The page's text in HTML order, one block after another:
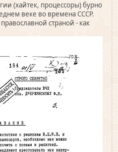
(хайтек, процессоры) бурно
веке во времена СССР.
страной - как